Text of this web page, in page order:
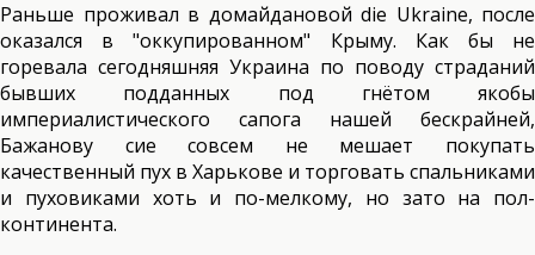
Раньше проживал в домайдановой die Ukraine, после
оказался в "оккупированном" Крыму. Как бы не
горевала сегодняшняя Украина по поводу страданий
бывших подданных под гнётом якобы
империалистического сапога нашей бескрайней,
Бажанову сие совсем не мешает покупать
качественный пух в Харькове и торговать спальниками
и пуховиками хоть и по-мелкому, но зато на пол-
континента.